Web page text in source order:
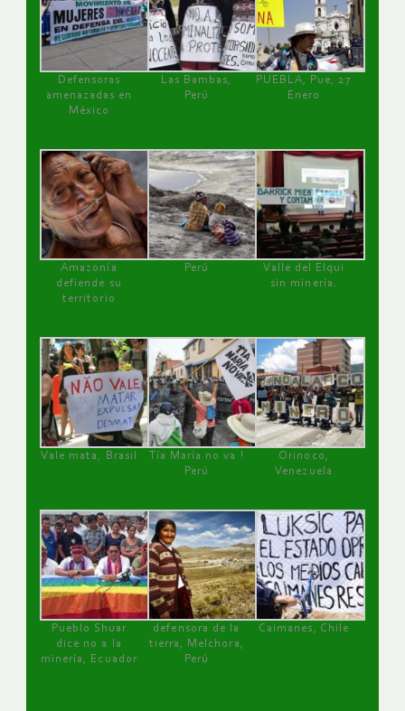
Defensoras
amenazadas en
México
Las Bambas,
Perú
PUEBLA, Pue, 27
Enero
Amazonía
defiende su
territorio
Perú
Valle del Elqui
sin minería.
Vale mata, Brasil
Tía María no va !
Perú
Orinoco,
Venezuela
Pueblo Shuar
dice no a la
minería, Ecuador
defensora de la
tierra, Melchora,
Perú
Caimanes, Chile